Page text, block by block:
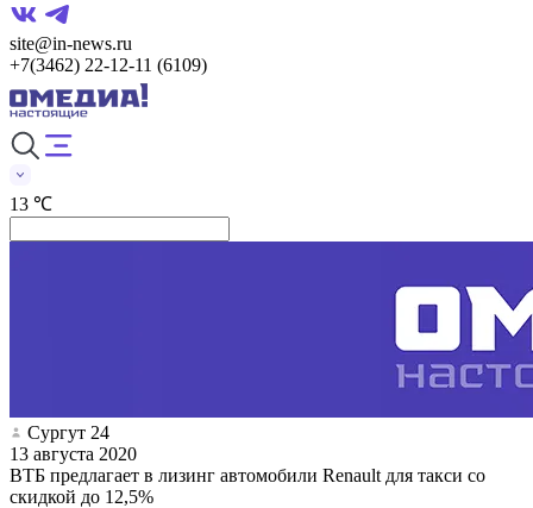
site@in-news.ru
+7(3462) 22-12-11 (6109)
13 ℃
Сургут 24
13 августа 2020
ВТБ предлагает в лизинг автомобили Renault для такси со
скидкой до 12,5%